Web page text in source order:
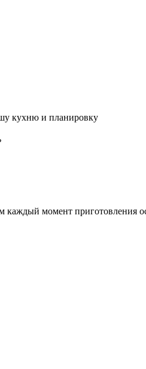
кухню и планировку
момент приготовления